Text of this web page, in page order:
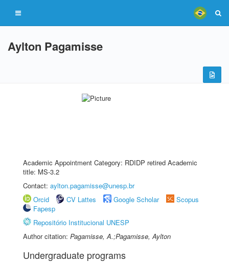
Aylton Pagamisse
Academic Appointment Category: RDIDP retired Academic
title: MS-3.2
Contact: aylton.pagamisse@unesp.br
Orcid
CV Lattes Google Scholar
Scopus
Fapesp
Repositório Institucional UNESP
Author citation: Pagamisse, A.;Pagamisse, Aylton
Undergraduate programs